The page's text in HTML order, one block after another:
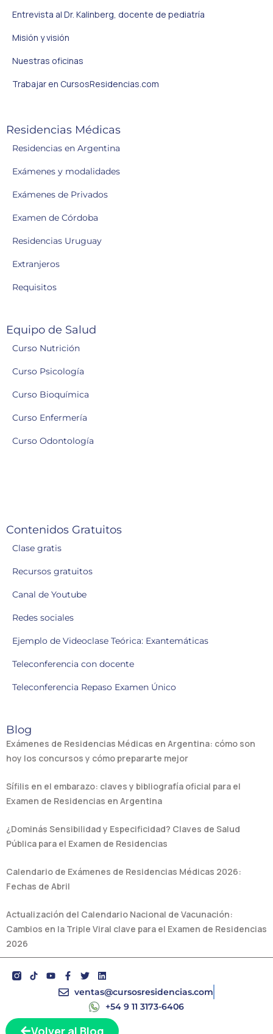
Volver al Blog
Entrevista al Dr. Kalinberg, docente de pediatría
Misión y visión
Nuestras oficinas
Trabajar en CursosResidencias.com
Residencias Médicas
Residencias en Argentina
Exámenes y modalidades
Exámenes de Privados
Examen de Córdoba
Residencias Uruguay
Extranjeros
Requisitos
Equipo de Salud
Curso Nutrición
Curso Psicología
Curso Bioquímica
Curso Enfermería
Curso Odontología
Contenidos Gratuitos
Clase gratis
Recursos gratuitos
Canal de Youtube
Redes sociales
Ejemplo de Videoclase Teórica: Exantemáticas
Teleconferencia con docente
Teleconferencia Repaso Examen Único
Blog
Exámenes de Residencias Médicas en Argentina: cómo son
hoy los concursos y cómo prepararte mejor
Sífilis en el embarazo: claves y bibliografía oficial para el
Examen de Residencias en Argentina
¿Dominás Sensibilidad y Especificidad? Claves de Salud
Pública para el Examen de Residencias
Calendario de Exámenes de Residencias Médicas 2026:
Fechas de Abril
Actualización del Calendario Nacional de Vacunación:
Cambios en la Triple Viral clave para el Examen de Residencias
2026
Y
o
b
e
F
a
c
o
o
T
w
i
e
r
L
i
n
e
d
i
ventas@cursosresidencias.com
+54 9 11 3173-6406